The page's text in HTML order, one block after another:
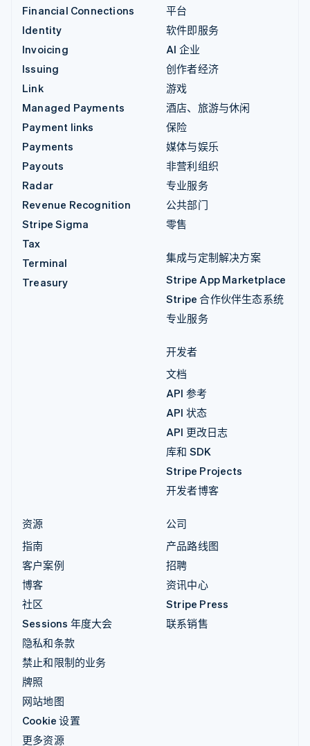
Financial Connections
Identity
Invoicing
Issuing
Link
Managed Payments
Payment links
Payments
Payouts
Radar
Revenue Recognition
Stripe Sigma
Tax
Terminal
Treasury
平台
软件即服务
AI 企业
创作者经济
游戏
酒店、旅游与休闲
保险
媒体与娱乐
非营利组织
专业服务
公共部门
零售
集成与定制解决方案
Stripe App Marketplace
Stripe 合作伙伴生态系统
专业服务
开发者
文档
API 参考
API 状态
API 更改日志
库和 SDK
Stripe Projects
开发者博客
资源
指南
客户案例
博客
社区
Sessions 年度大会
隐私和条款
禁止和限制的业务
牌照
网站地图
Cookie 设置
更多资源
公司
产品路线图
招聘
资讯中心
Stripe Press
联系销售